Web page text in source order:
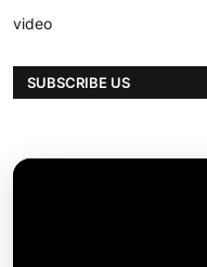
video
SUBSCRIBE US